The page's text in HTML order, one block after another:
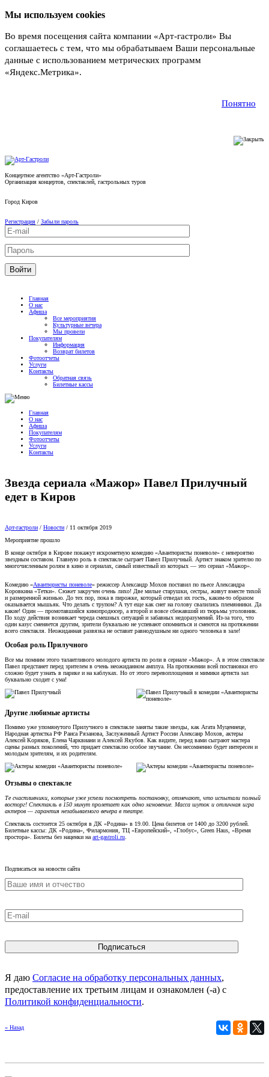
Мы используем cookies
Во время посещения сайта компании «Арт-гастроли» Вы
соглашаетесь с тем, что мы обрабатываем Ваши персональные
данные с использованием метрических программ
«Яндекс.Метрика».
Понятно
Концертное агентство «Арт-Гастроли»
Организация концертов, спектаклей, гастрольных туров
Город Киров
Регистрация / Забыли пароль
Главная
О нас
Афиша
Все мероприятия
Культурные вечера
Мы провели
Покупателям
Информация
Возврат билетов
Фотоотчеты
Услуги
Контакты
Обратная связь
Билетные кассы
Главная
О нас
Афиша
Покупателям
Фотоотчеты
Услуги
Контакты
Звезда сериала «Мажор» Павел Прилучный
едет в Киров
Арт-гастроли / Новости / 11 октября 2019
Мероприятие прошло
В конце октября в Кирове покажут искрометную комедию «Авантюристы поневоле» с невероятно
звездным составом. Главную роль в спектакле сыграет Павел Прилучный. Артист знаком зрителю по
многочисленным ролям в кино и сериалах, самый известный из которых — это сериал «Мажор».
Комедию «Авантюристы поневоле» режиссер Александр Мохов поставил по пьесе Александра
Коровкина «Тетки». Сюжет закручен очень лихо! Две милые старушки, сестры, живут вместе тихой
и размеренной жизнью. До тех пор, пока в пирожке, который отведал их гость, каким-то образом
оказывается мышьяк. Что делать с трупом? А тут еще как снег на голову свалились племянники. Да
какие! Один — промотавшийся кинопродюсер, а второй и вовсе сбежавший из тюрьмы уголовник.
По ходу действия возникает череда смешных ситуаций и забавных недоразумений. Из-за того, что
один казус сменяется другим, зрители буквально не успевают опомниться и смеются на протяжении
всего спектакля. Неожиданная развязка не оставит равнодушным ни одного человека в зале!
Особая роль Прилучного
Все мы помним этого талантливого молодого артиста по роли в сериале «Мажор». А в этом спектакле
Павел предстанет перед зрителем в очень неожиданном амплуа. На протяжении всей постановки его
сложно будет узнать в парике и на каблуках. Но от этого перевоплощения и мимики артиста зал
буквально сходит с ума!
Другие любимые артисты
Помимо уже упомянутого Прилучного в спектакле заняты такие звезды, как Агата Муцениеце,
Народная артистка РФ Раиса Рязанова, Заслуженный Артист России Алексанр Мохов, актеры
Алексей Коряков, Елена Чарквиани и Алексей Якубов. Как видите, перед вами сыграют мастера
сцены разных поколений, что придает спектаклю особое звучание. Он несомненно будет интересен и
молодым зрителям, и их родителям.
Отзывы о спектакле
Те счастливчики, которые уже успели посмотреть постановку, отмечают, что испытали полный
восторг! Спектакль в 150 минут пролетает как одно мгновение. Масса шуток и отличная игра
актеров — гарантия незабываемого вечера в театре.
Спектакль состоится 25 октября в ДК «Родина» в 19.00. Цена билетов от 1400 до 3200 рублей.
Билетные кассы: ДК «Родина», Филармония, ТЦ «Европейский», «Глобус», Green Haus, «Время
простора». Билеты без наценки на art-gastroli.ru
Подписаться на новости сайта
Я даю Согласие на обработку персональных данных,
предоставление их третьим лицам и ознакомлен (-а) c
Политикой конфиденциальности.
« Назад